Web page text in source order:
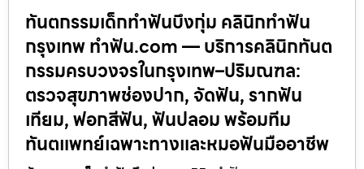
ทันตกรรมเด็กทำฟันบึงกุ่ม คลินิกทำฟัน
กรุงเทพ ทำฟัน.com — บริการคลินิกทันต
กรรมครบวงจรในกรุงเทพ–ปริมณฑล:
ตรวจสุขภาพช่องปาก, จัดฟัน, รากฟัน
เทียม, ฟอกสีฟัน, ฟันปลอม พร้อมทีม
ทันตแพทย์เฉพาะทางและหมอฟันมืออาชีพ